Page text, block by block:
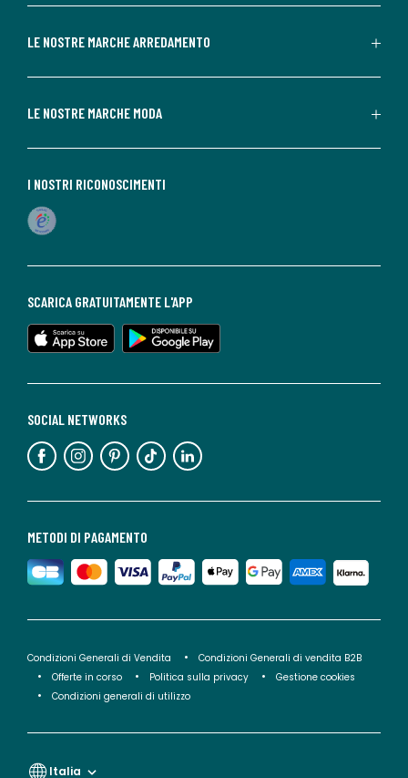
LE NOSTRE MARCHE ARREDAMENTO
LE NOSTRE MARCHE MODA
METODI DI PAGAMENTO
SOCIAL NETWORKS
SCARICA GRATUITAMENTE L'APP
I NOSTRI RICONOSCIMENTI
Condizioni Generali di Vendita
Condizioni Generali di vendita B2B
Offerte in corso
Politica sulla privacy
Gestione cookies
Condizioni generali di utilizzo
Italia